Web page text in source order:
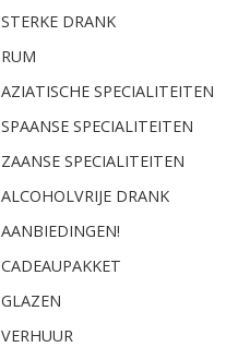
STERKE DRANK
RUM
AZIATISCHE SPECIALITEITEN
SPAANSE SPECIALITEITEN
ZAANSE SPECIALITEITEN
ALCOHOLVRIJE DRANK
AANBIEDINGEN!
CADEAUPAKKET
GLAZEN
VERHUUR